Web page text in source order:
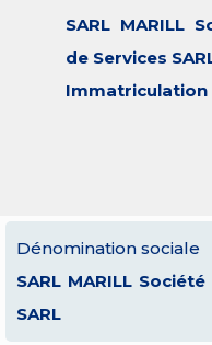
SARL MARILL
de Services
Immatriculation
Dénomination sociale
SARL MARILL
SARL